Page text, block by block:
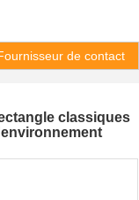
de contact
classiques